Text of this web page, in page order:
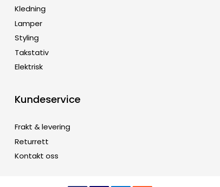
Kledning
Lamper
Styling
Takstativ
Elektrisk
Kundeservice
Frakt & levering
Returrett
Kontakt oss